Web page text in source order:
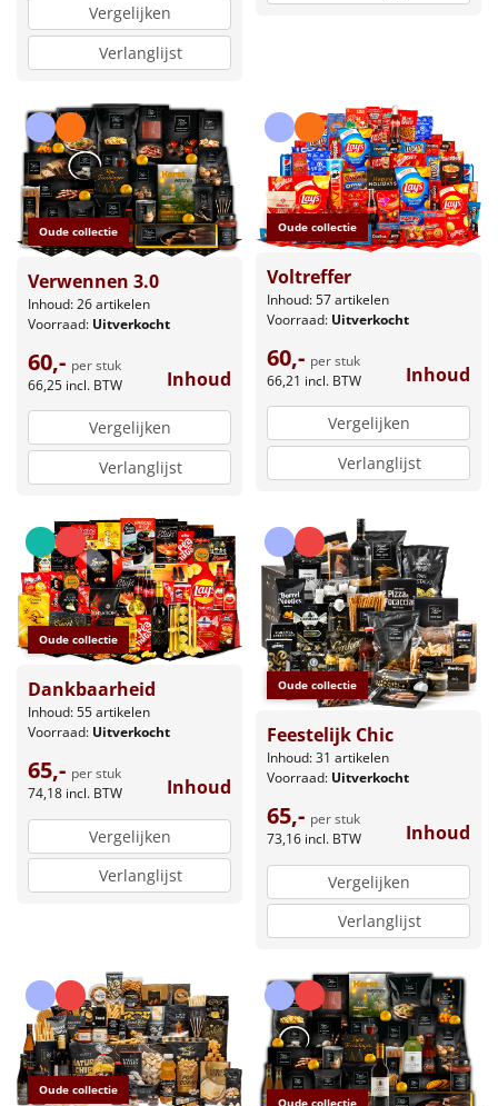
Vergelijken
Verlanglijst
Oude collectie
Verwennen 3.0
Inhoud: 26 artikelen
Voorraad: Uitverkocht
60,- per stuk
66,25 incl. BTW Inhoud
Vergelijken
Verlanglijst
Oude collectie
Voltreffer
Inhoud: 57 artikelen
Voorraad: Uitverkocht
60,- per stuk
66,21 incl. BTW Inhoud
Vergelijken
Verlanglijst
Oude collectie
Dankbaarheid
Inhoud: 55 artikelen
Voorraad: Uitverkocht
65,- per stuk
74,18 incl. BTW Inhoud
Vergelijken
Verlanglijst
Oude collectie
Feestelijk Chic
Inhoud: 31 artikelen
Voorraad: Uitverkocht
65,- per stuk
73,16 incl. BTW Inhoud
Vergelijken
Verlanglijst
Oude collectie
Oude collectie